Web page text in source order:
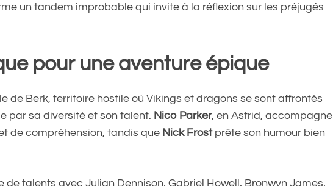
un tandem improbable qui invite à la réflexion sur les préjugés
pour une aventure épique
de Berk, territoire hostile où Vikings et dragons se sont affrontés
par sa diversité et son talent. Nico Parker, en Astrid, accompagne
de compréhension, tandis que Nick Frostprête son humour bien
talents avec Julian Dennison, Gabriel Howell, Bronwyn James,